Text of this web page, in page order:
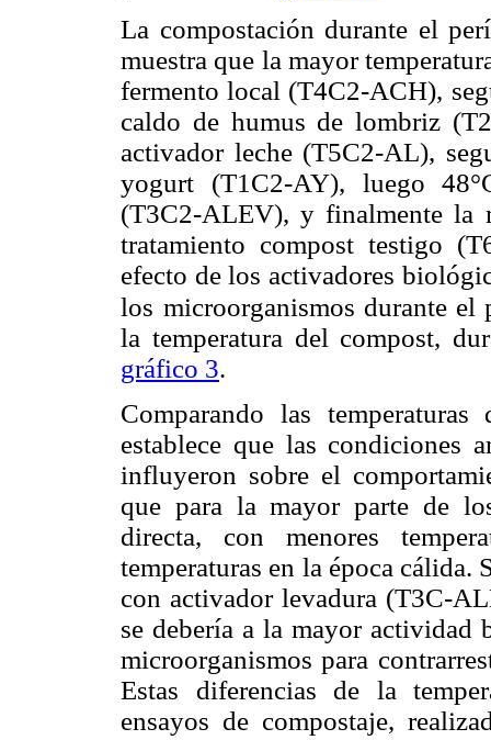
La compostación durante el
muestra que la mayor
fermento local (T4C2-ACH),
caldo de humus de lombriz
activador leche (T5C2-AL),
yogurt (T1C2-AY), luego
(T3C2-ALEV), y finalmente la
tratamiento compost testigo
efecto de los activadores
los microorganismos durante el
la temperatura del compost,
gráfico 3.
Comparando las
establece que las condiciones
influyeron sobre el
que para la mayor parte de
directa, con menores
temperaturas en la época cálida.
con activador levadura (T3C-
se debería a la mayor
microorganismos para
Estas diferencias de la
ensayos de compostaje,